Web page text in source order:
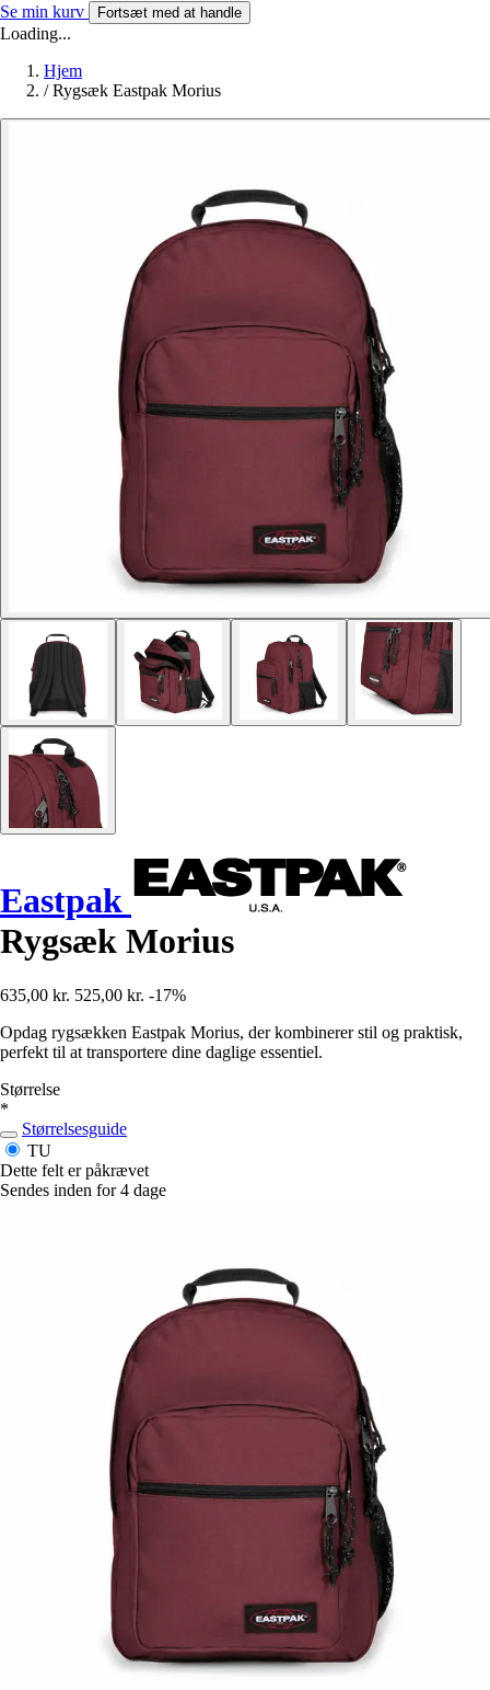
Se min kurv Fortsæt med at handle
Loading...
Hjem
/ Rygsæk Eastpak Morius
Eastpak
Rygsæk Morius
635,00 kr. 525,00 kr. -17%
Opdag rygsækken Eastpak Morius, der kombinerer stil og praktisk,
perfekt til at transportere dine daglige essentiel.
Størrelse
*
Størrelsesguide
TU
Dette felt er påkrævet
Sendes inden for 4 dage